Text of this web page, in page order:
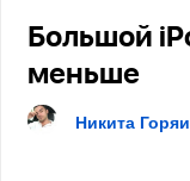
Большой
меньше
Никита